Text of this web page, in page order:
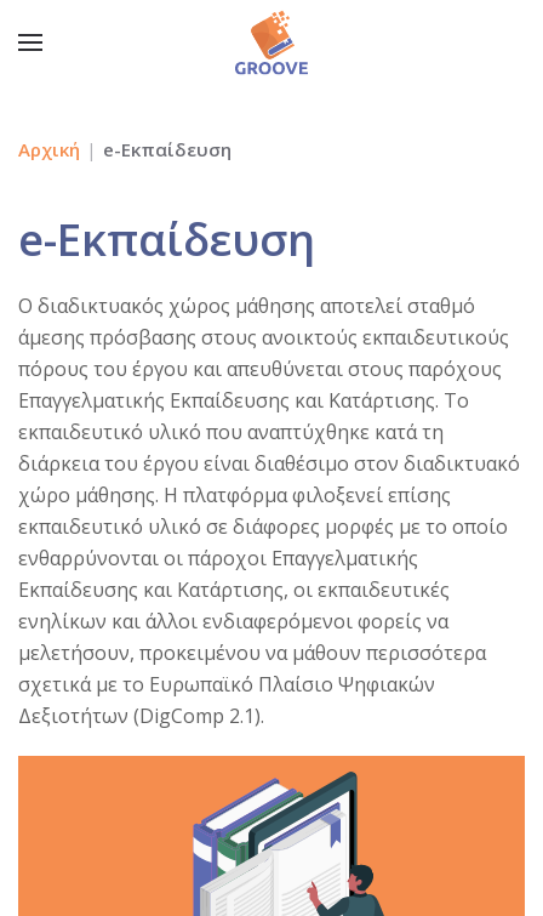
Αρχική e-Εκπαίδευση
e-Εκπαίδευση
Ο διαδικτυακός χώρος μάθησης αποτελεί σταθμό
άμεσης πρόσβασης στους ανοικτούς εκπαιδευτικούς
πόρους του έργου και απευθύνεται στους παρόχους
Επαγγελματικής Εκπαίδευσης και Κατάρτισης. Το
εκπαιδευτικό υλικό που αναπτύχθηκε κατά τη
διάρκεια του έργου είναι διαθέσιμο στον διαδικτυακό
χώρο μάθησης. Η πλατφόρμα φιλοξενεί επίσης
εκπαιδευτικό υλικό σε διάφορες μορφές με το οποίο
ενθαρρύνονται οι πάροχοι Επαγγελματικής
Εκπαίδευσης και Κατάρτισης, οι εκπαιδευτικές
ενηλίκων και άλλοι ενδιαφερόμενοι φορείς να
μελετήσουν, προκειμένου να μάθουν περισσότερα
σχετικά με το Ευρωπαϊκό Πλαίσιο Ψηφιακών
Δεξιοτήτων (DigComp 2.1).